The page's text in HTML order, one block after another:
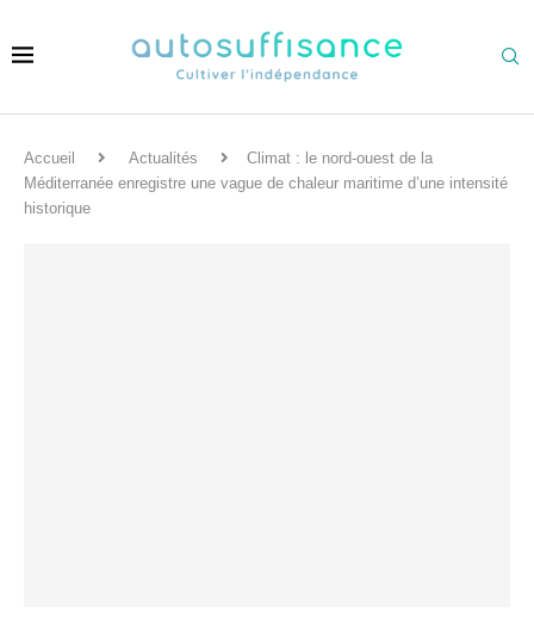
Accueil Actualités
Climat : le nord-ouest de la
Méditerranée enregistre une vague de chaleur maritime d’une intensité
historique